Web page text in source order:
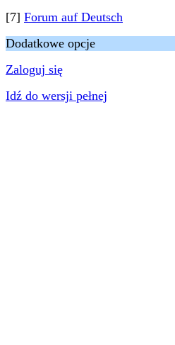
[7] Forum auf Deutsch
Dodatkowe opcje
Zaloguj się
Idź do wersji pełnej